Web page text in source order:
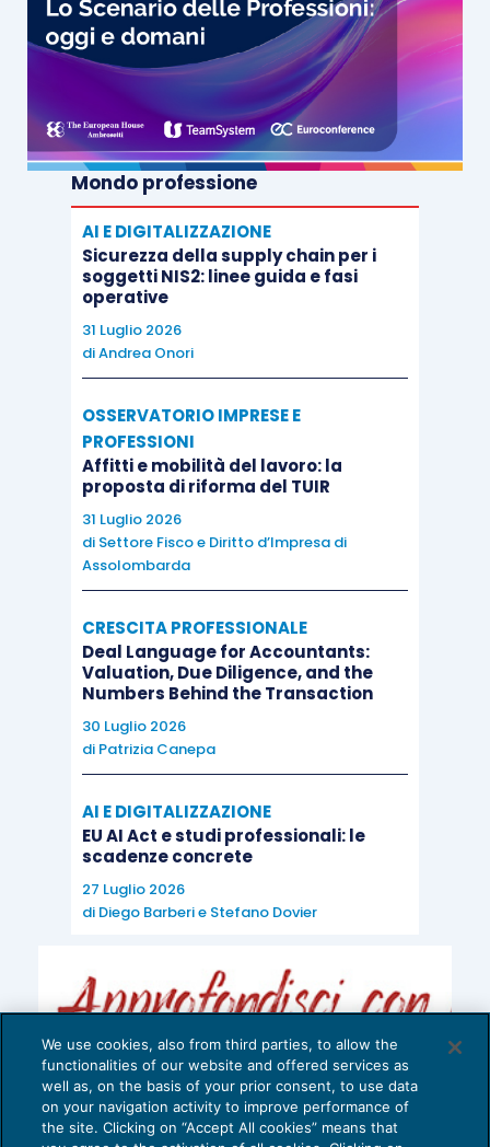
Mondo professione
AI E DIGITALIZZAZIONE
Sicurezza della supply chain per i
soggetti NIS2: linee guida e fasi
operative
31 Luglio 2026
diAndrea Onori
OSSERVATORIO IMPRESE E
PROFESSIONI
Affitti e mobilità del lavoro: la
proposta di riforma del TUIR
31 Luglio 2026
di Settore Fisco e Diritto d’Impresa di
Assolombarda
CRESCITA PROFESSIONALE
Deal Language for Accountants:
Valuation, Due Diligence, and the
Numbers Behind the Transaction
30 Luglio 2026
di Patrizia Canepa
AI E DIGITALIZZAZIONE
EU AI Act e studi professionali: le
scadenze concrete
27 Luglio 2026
di Diego Barberie Stefano Dovier
We use cookies, also from third parties, to allow the
functionalities of our website and offered services as
well as, on the basis of your prior consent, to use data
on your navigation activity to improve performance of
the site. Clicking on “Accept All cookies” means that